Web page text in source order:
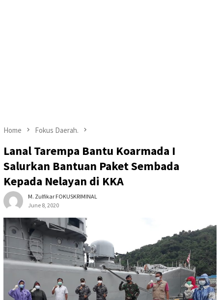
Home Fokus Daerah.
Lanal Tarempa Bantu Koarmada I
Salurkan Bantuan Paket Sembada
Kepada Nelayan di KKA
M. Zulfikar FOKUSKRIMINAL
June 8, 2020